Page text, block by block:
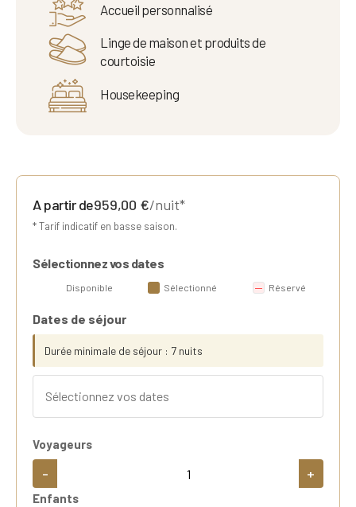
Accueil personnalisé
Linge de maison et produits de
courtoisie
Housekeeping
A partir de959,00 €/nuit*
* Tarif indicatif en basse saison.
Sélectionnez vos dates
Disponible Sélectionné Réservé
Dates de séjour
Durée minimale de séjour : 7 nuits
Voyageurs
- +
Enfants